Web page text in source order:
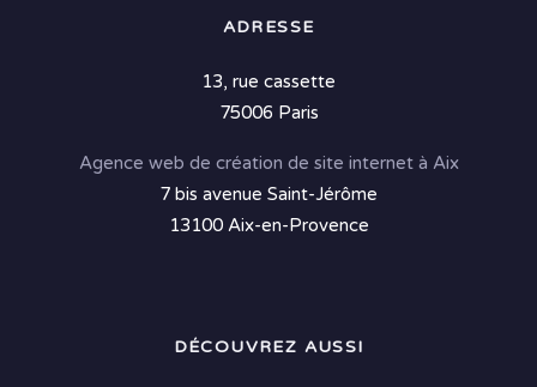
ADRESSE
13, rue cassette
75006 Paris
Agence web de création de site internet à Aix
7 bis avenue Saint-Jérôme
13100 Aix-en-Provence
DÉCOUVREZ AUSSI